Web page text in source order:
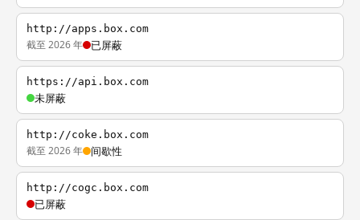
http://apps.box.com
截至 2026 年 已屏蔽
https://api.box.com
未屏蔽
http://coke.box.com
截至 2026 年 间歇性
http://cogc.box.com
已屏蔽